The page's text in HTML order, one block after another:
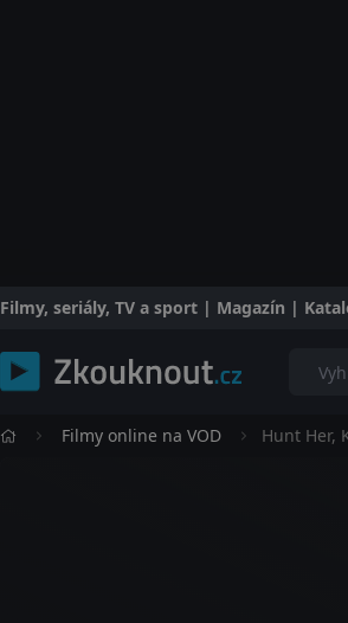
Filmy, seriály, TV a sport | Magazín |
Filmy online na VOD Hunt Her,